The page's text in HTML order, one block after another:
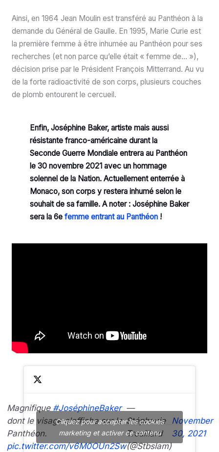
Ainsi, en 1964 Jean Moulin est transféré au Panthéon à la
demande du Général de Gaulle. En 1995, Marie Curie est
la première femme à être inhumée au Panthéon pour ses
recherches (et non parce qu’elle était « femme de… »),
décision prise par le Président François Mitterrand. Au vu
de la forte radioactivité de son corps, plusieurs couches
de plomb entourent le cercueil.
Enfin, Joséphine Baker, artiste mais aussi
résistante franco-américaine durant la
Seconde Guerre Mondiale entrera au Panthéon
le 30 novembre 2021 avec un hommage
solennel de la Nation. Actuellement enterrée à
Monaco, son corps y restera inhumé selon le
souhait de sa famille. A noter : Joséphine Baker
sera la 6e femme entrant au Panthéon!
Magnifique #JoséphineBaker
dont le visage s'affiche sur le
Panthéon.
pic.twitter.com/v6M0OUn2Sw
—
Stéphanie
Trouillard
(@Stbslam)
November
30, 2021
Cliquez pour accepter les cookies
marketing et activer ce contenu